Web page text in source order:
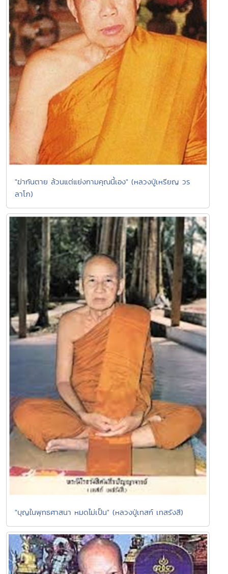
"ฆ่ากันตาย ล้วนแต่แย่งกามคุณนี้เอง" (หลวงปู่เหรียญ วร
ลาโภ)
"บุญในพุทธศาสนา หมดไม่เป็น" (หลวงปู่เทสก์ เทสรังสี)